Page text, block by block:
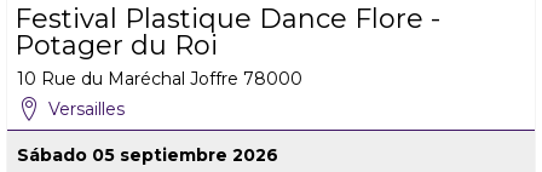
Festival Plastique Dance Flore -
Potager du Roi
10 Rue du Maréchal Joffre 78000
Versailles
Sábado 05 septiembre 2026